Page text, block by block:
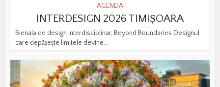
AGENDA
INTERDESIGN 2026 TIMIȘOARA
Bienala de design interdisciplinar, Beyond Boundaries Designul
care depășește limitele devine...